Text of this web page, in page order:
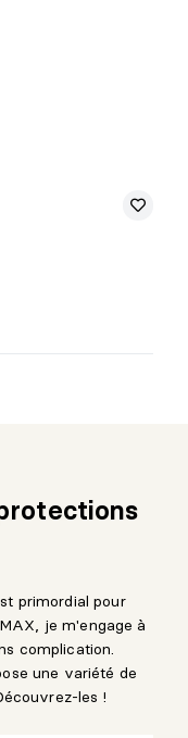
primordial pour
je m'engage à
complication.
une variété de
les !